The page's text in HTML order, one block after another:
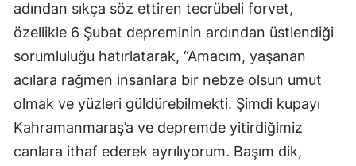
adından sıkça söz ettiren tecrübeli forvet,
özellikle 6 Şubat depreminin ardından üstlendiği
sorumluluğu hatırlatarak, “Amacım, yaşanan
acılara rağmen insanlara bir nebze olsun umut
olmak ve yüzleri güldürebilmekti. Şimdi kupayı
Kahramanmaraş’a ve depremde yitirdiğimiz
canlara ithaf ederek ayrılıyorum. Başım dik,